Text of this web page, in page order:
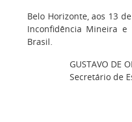
Belo Horizonte, aos 13
Inconfidência Mineira e
Brasil.
GUSTAVO DE
Secretário de